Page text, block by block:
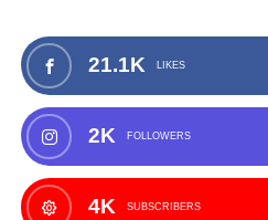
21.1K LIKES
2K FOLLOWERS
4K SUBSCRIBERS